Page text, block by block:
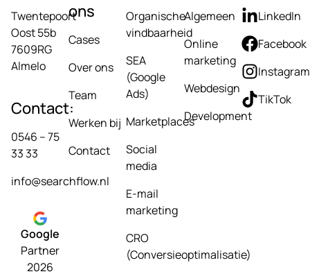
Twentepoort
Oost 55b
7609RG
Almelo
Contact:
0546 – 75
33 33
info@searchflow.nl
Google
Partner
2026
ons
Cases
Over ons
Team
Werken bij
Contact
Organische
vindbaarheid
SEA
(Google
Ads)
Marketplaces
Social
media
E-mail
marketing
CRO
(Conversieoptimalisatie)
Algemeen
Online
marketing
Webdesign
Development
LinkedIn
Facebook
Instagram
TikTok